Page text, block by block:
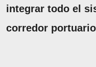
integrar todo el
corredor